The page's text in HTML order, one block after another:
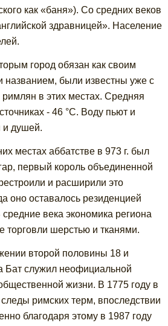
как «баня»). Со средних веков
здравницей». Население
город обязан как своим
названием, были известны уже с
в этих местах. Средняя
- 46 °C. Воду пьют и
и душей.
местах аббатстве в 973 г. был
первый король объединенной
и расширили это
оно оставалось резиденцией
века экономика региона
торговли шерстью и тканями.
второй половины 18 и
Бат служил неофициальной
жизни. В 1775 году в
римских терм, впоследствии
благодаря этому в 1987 году